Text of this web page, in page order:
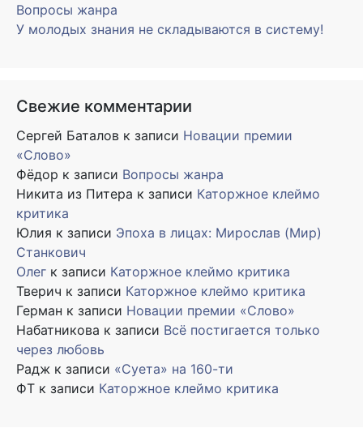
Вопросы жанра
У молодых знания не складываются в систему!
Свежие комментарии
Сергей Баталов к записи Новации премии
«Слово»
Фёдор к записи Вопросы жанра
Никита из Питера к записи Каторжное клеймо
критика
Юлия к записи Эпоха в лицах: Мирослав (Мир)
Станкович
Олег к записи Каторжное клеймо критика
Тверич к записи Каторжное клеймо критика
Герман к записи Новации премии «Слово»
Набатникова к записи Всё постигается только
через любовь
Радж к записи «Суета» на 160-ти
ФТ к записи Каторжное клеймо критика